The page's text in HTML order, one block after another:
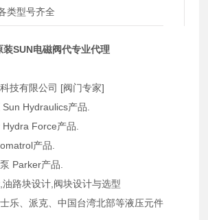
类型号齐全
SUN电磁阀代专业代理
技有限公司 [阀门专家]
Hydraulics产品.
Force产品.
产品.
Parker产品.
路块设计,阀块设计与选型
乐、派克、中国台湾北部等液压元件